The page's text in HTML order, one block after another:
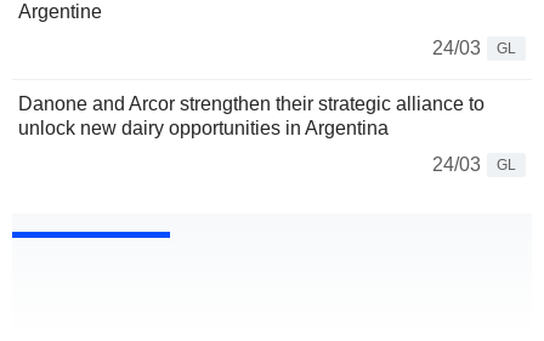
Argentine
24/03
GL
Danone and Arcor strengthen their strategic alliance to
unlock new dairy opportunities in Argentina
24/03
GL